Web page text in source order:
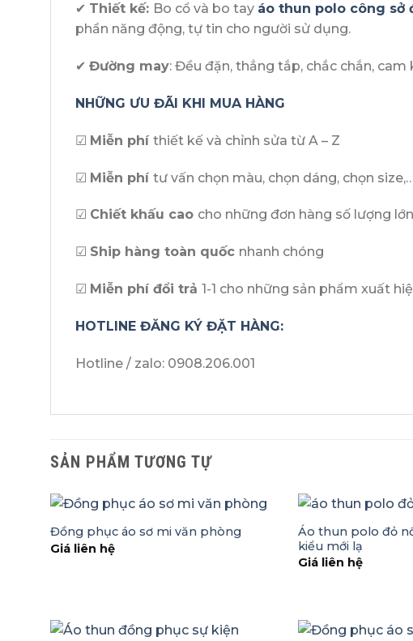
✔ Thiết kế: Bo cổ và bo tay áo thun polo công sở
phần năng động, tự tin cho người sử dụng.
✔ Đường may: Đều đặn, thẳng tắp, chắc chắn,
NHỮNG ƯU ĐÃI KHI MUA HÀNG
☑ Miễn phí thiết kế và chỉnh sửa từ A – Z
☑ Miễn phí tư vấn chọn màu, chọn dáng, chọn
☑ Chiết khấu cao cho những đơn hàng số lượng lớn
☑ Ship hàng toàn quốc nhanh chóng
☑ Miễn phí đổi trả 1-1 cho những sản phẩm xuất
HOTLINE ĐĂNG KÝ ĐẶT HÀNG:
Hotline / zalo: 0908.206.001
SẢN PHẨM TƯƠNG TỰ
Đồng phục áo sơ mi văn phòng
Giá liên hệ
Áo thun polo đỏ
kiểu mới lạ
Giá liên hệ